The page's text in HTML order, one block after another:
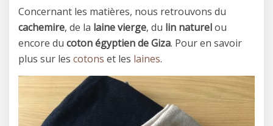
Concernant les matières, nous retrouvons du
cachemire, de la laine vierge, du lin naturelou
encore du coton égyptien de Giza. Pour en savoir
plus sur les cotons et les laines.